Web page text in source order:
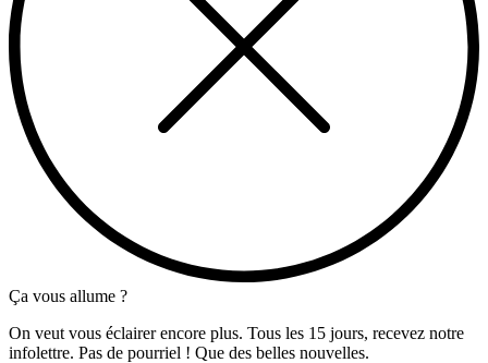
Ça vous allume ?
On veut vous éclairer encore plus. Tous les 15 jours, recevez notre
infolettre. Pas de pourriel ! Que des belles nouvelles.